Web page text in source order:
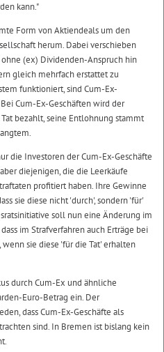
kann."
Form von Aktiendeals um den
herum. Dabei verschieben
(ex) Dividenden-Anspruch hin
gleich mehrfach erstattet zu
funktioniert, sind Cum-Ex-
Cum-Ex-Geschäften wird der
bezahlt, seine Entlohnung stammt
die Investoren der Cum-Ex-Geschäfte
diejenigen, die die Leerkäufe
profitiert haben. Ihre Gewinne
sie diese nicht 'durch', sondern 'für'
soll nun eine Änderung im
im Strafverfahren auch Erträge bei
sie diese 'für die Tat' erhalten
durch Cum-Ex und ähnliche
Euro-Betrag ein. Der
dass Cum-Ex-Geschäfte als
sind. In Bremen ist bislang kein